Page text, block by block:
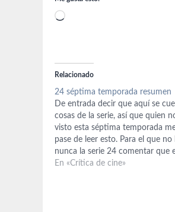
Cargando...
Relacionado
24 séptima temporada resumen
De entrada decir que aquí se
cosas de la serie, así que quien
visto esta séptima temporada
pase de leer esto. Para el que no
nunca la serie 24 comentar que
la misma hace mención a las 24
En «Crítica de cine»